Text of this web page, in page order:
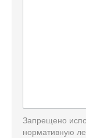
Запрещено
нормативную